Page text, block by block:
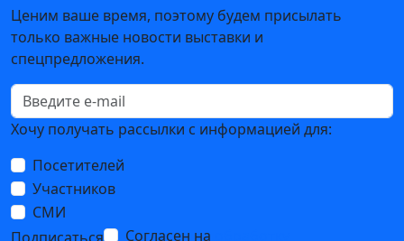
Ценим ваше время, поэтому будем присылать
только важные новости выставки и
спецпредложения.
Хочу получать рассылки с информацией для:
Посетителей
Участников
СМИ
Подписаться
Согласен на